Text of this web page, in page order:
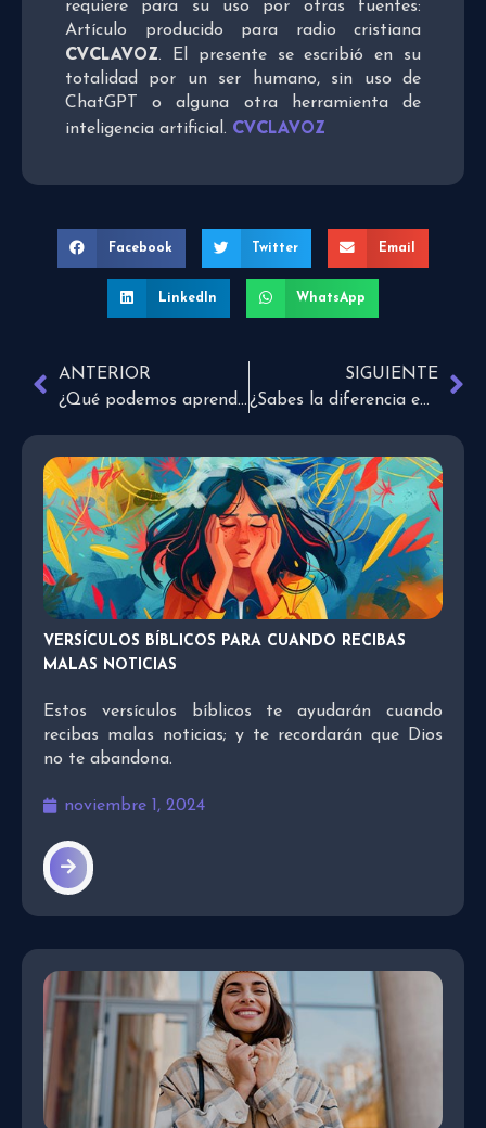
requiere para su uso por otras fuentes:
Artículo producido para radio cristiana
CVCLAVOZ. El presente se escribió en su
totalidad por un ser humano, sin uso de
ChatGPT o alguna otra herramienta de
inteligencia artificial. CVCLAVOZ
Facebook Twitter Email
LinkedIn WhatsApp
ANTERIOR
¿Qué podemos aprender de los errores?
SIGUIENTE
¿Sabes la diferencia entre veganos y vegetarianos?
VERSÍCULOS BÍBLICOS PARA CUANDO RECIBAS
MALAS NOTICIAS
Estos versículos bíblicos te ayudarán cuando
recibas malas noticias; y te recordarán que Dios
no te abandona.
noviembre 1, 2024